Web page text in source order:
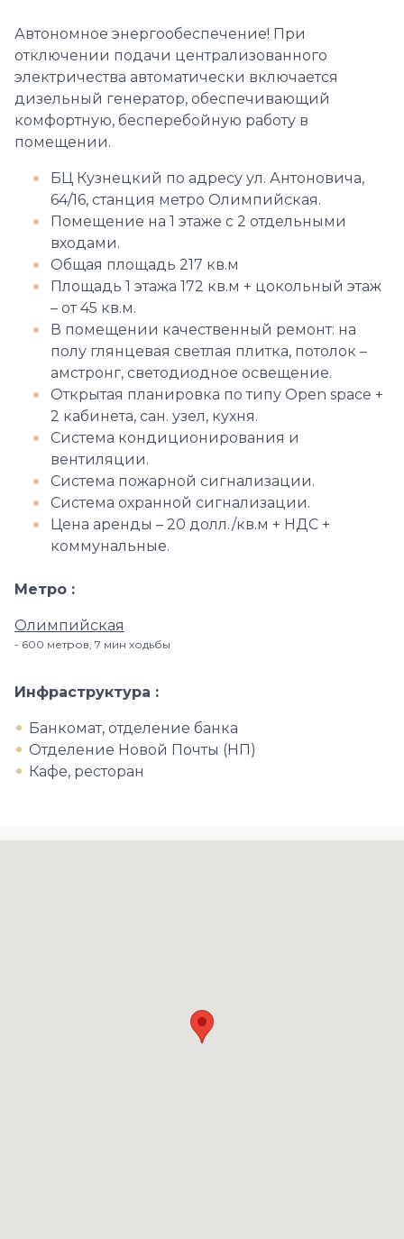
Автономное энергообеспечение! При
отключении подачи централизованного
электричества автоматически включается
дизельный генератор, обеспечивающий
комфортную, бесперебойную работу в
помещении.
БЦ Кузнецкий по адресу ул. Антоновича,
64/16, станция метро Олимпийская.
Помещение на 1 этаже с 2 отдельными
входами.
Общая площадь 217 кв.м
Площадь 1 этажа 172 кв.м + цокольный этаж
– от 45 кв.м.
В помещении качественный ремонт: на
полу глянцевая светлая плитка, потолок –
амстронг, светодиодное освещение.
Открытая планировка по типу Open space +
2 кабинета, сан. узел, кухня.
Система кондиционирования и
вентиляции.
Система пожарной сигнализации.
Система охранной сигнализации.
Цена аренды – 20 долл./кв.м + НДС +
коммунальные.
Метро
Олимпийская
600 метров, 7 мин ходьбы
Инфраструктура
Банкомат, отделение банка
Отделение Новой Почты (НП)
Кафе, ресторан